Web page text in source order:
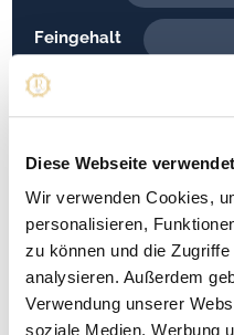
Diese Webseite
Wir verwenden Cookies,
personalisieren,
zu können und die
analysieren. Außerdem
Verwendung unserer
soziale Medien, Werbung
Feingehalt
Gewicht
Steinqualität
Edelsteinfarbe
Ringweite in mm